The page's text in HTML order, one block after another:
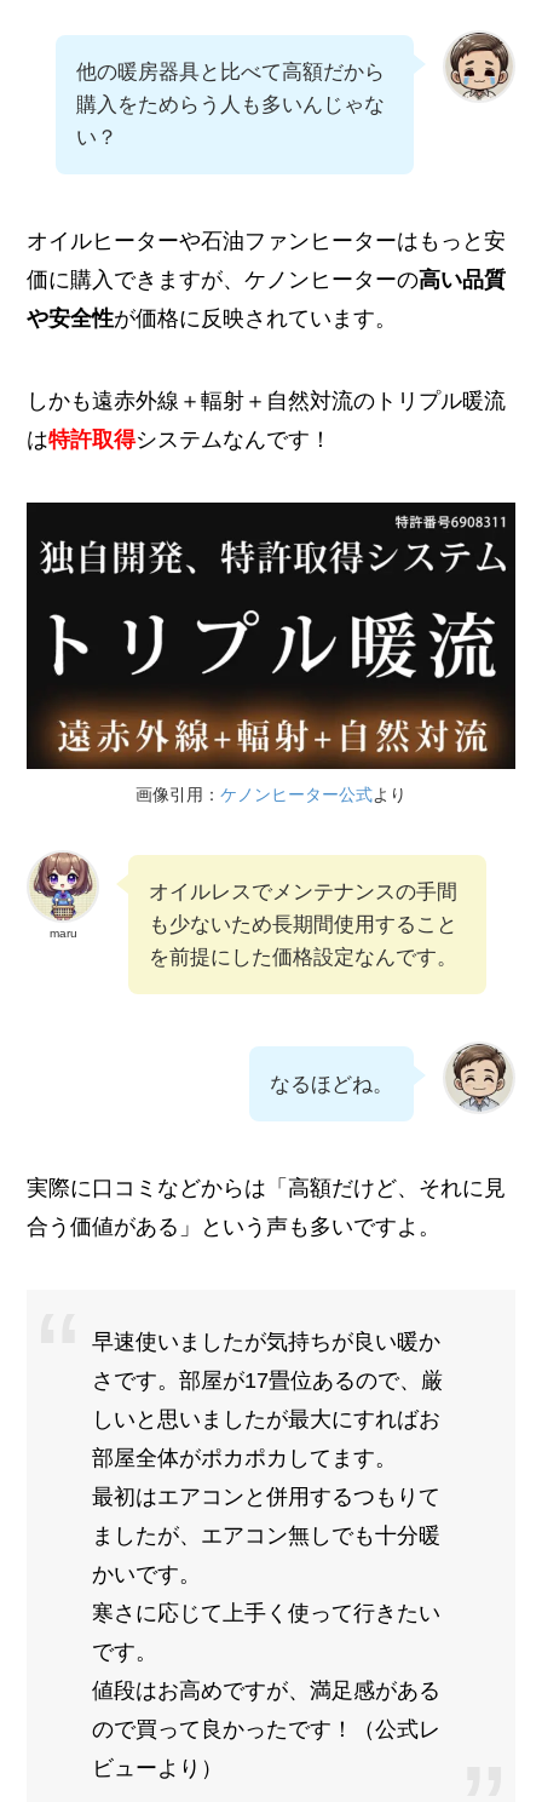
他の暖房器具と比べて高額だから
購入をためらう人も多いんじゃな
い？
オイルヒーターや石油ファンヒーターはもっと安
価に購入できますが、ケノンヒーターの高い品質
や安全性が価格に反映されています。
しかも遠赤外線＋輻射＋自然対流のトリプル暖流
は特許取得システムなんです！
画像引用： ケノンヒーター公式より
maru
オイルレスでメンテナンスの手間
も少ないため長期間使用すること
を前提にした価格設定なんです。
なるほどね。
実際に口コミなどからは「高額だけど、それに見
合う価値がある」という声も多いですよ。
早速使いましたが気持ちが良い暖か
さです。部屋が17畳位あるので、厳
しいと思いましたが最大にすればお
部屋全体がポカポカしてます。
最初はエアコンと併用するつもりて
ましたが、エアコン無しでも十分暖
かいです。
寒さに応じて上手く使って行きたい
です。
値段はお高めですが、満足感がある
ので買って良かったです！（公式レ
ビューより）